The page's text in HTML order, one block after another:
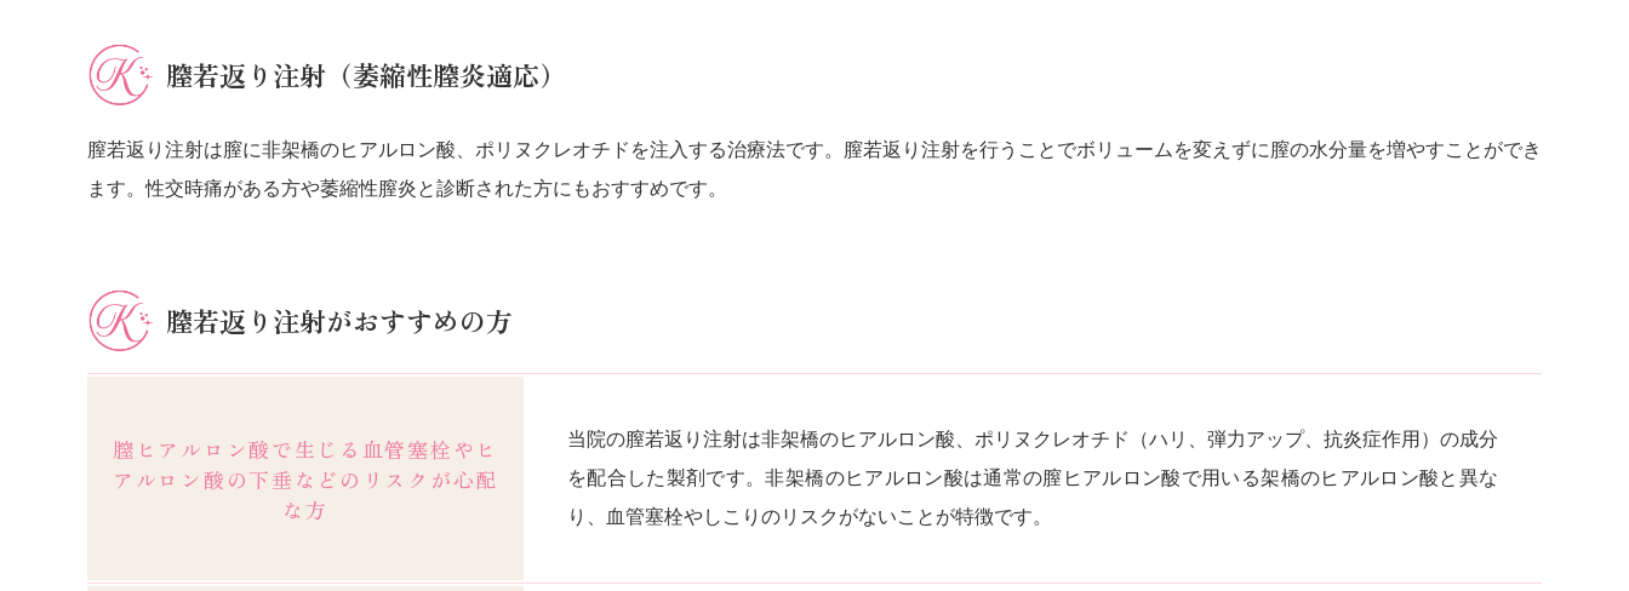
膣若返り注射（萎縮性膣炎適応）
膣若返り注射は膣に非架橋のヒアルロン酸、ポリヌクレオチドを注入する治療法です。膣若返り注射を行うことでボリュームを変えずに膣の水分量を増やすことができ
ます。性交時痛がある方や萎縮性膣炎と診断された方にもおすすめです。
膣若返り注射がおすすめの方
膣ヒアルロン酸で生じる血管塞栓やヒ
アルロン酸の下垂などのリスクが心配
な方
当院の膣若返り注射は非架橋のヒアルロン酸、ポリヌクレオチド（ハリ、弾力アップ、抗炎症作用）の成分
を配合した製剤です。非架橋のヒアルロン酸は通常の膣ヒアルロン酸で用いる架橋のヒアルロン酸と異な
り、血管塞栓やしこりのリスクがないことが特徴です。